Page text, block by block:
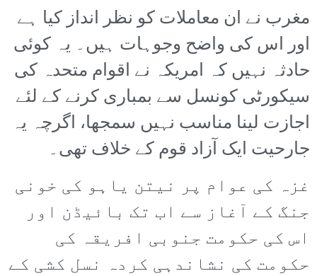
مغرب نے ان معاملات کو نظر انداز کیا ہے
اور اس کی واضح وجوہات ہیں۔ یہ کوئی
حادثہ نہیں کہ امریکہ نے اقوام متحدہ کی
سیکورٹی کونسل سے بمباری کرنے کے لئے
اجازت لینا مناسب نہیں سمجھا، اگرچہ یہ
جارحیت ایک آزاد قوم کے خلاف تھی۔
غزہ کی عوام پر نیتن یاہو کی خونی
جنگ کے آغاز سے اب تک بائیڈن اور
اس کی حکومت جنوبی افریقہ کی
حکومت کی نشاندہی کردہ نسل کشی کے